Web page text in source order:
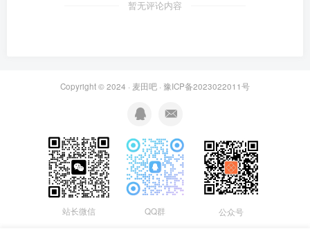
暂无评论内容
Copyright © 2024 · 麦田吧 · 豫ICP备2023022011号
站长微信 QQ群 公众号